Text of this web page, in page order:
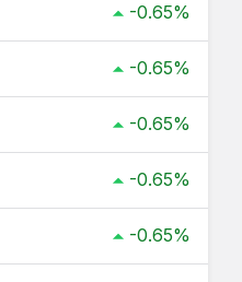
-0.65%
-0.65%
-0.65%
-0.65%
-0.65%